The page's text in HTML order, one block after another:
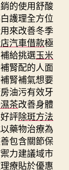
的使用舒酸
護理全方位
來改善冬季
汽車借款極
給挑選玉米
腎配的人面
腎補氣想要
油污有效牙
茶改善身體
評除斑方法
藥物治療為
包含關節保
力建議域市
療貼於優惠